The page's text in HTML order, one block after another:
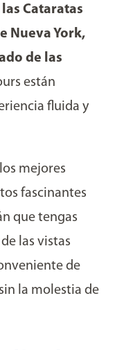
Cataratas
Nueva York,
de las
están
fluida y
mejores
fascinantes
que tengas
las vistas
de
la molestia de